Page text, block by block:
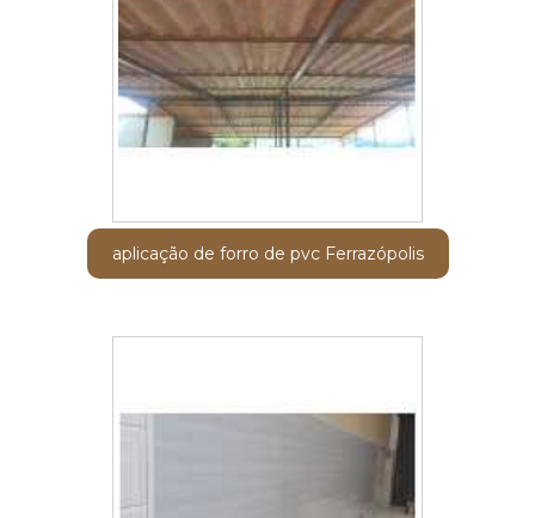
aplicação de forro de pvc Ferrazópolis